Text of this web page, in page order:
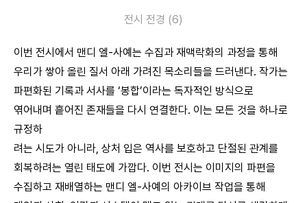
전시 전경 (6)
이번 전시에서 맨디 엘-사예는 수집과 재맥락화의 과정을 통해
우리가 쌓아 올린 질서 아래 가려진 목소리들을 드러낸다. 작가는
파편화된 기록과 서사를 ‘봉합’이라는 독자적인 방식으로
엮어내며 흩어진 존재들을 다시 연결한다. 이는 모든 것을 하나로
규정하
려는 시도가 아니라, 상처 입은 역사를 보호하고 단절된 관계를
회복하려는 열린 태도에 가깝다. 이번 전시는 이미지의 파편을
수집하고 재배열하는 맨디 엘-사예의 아카이브 작업을 통해